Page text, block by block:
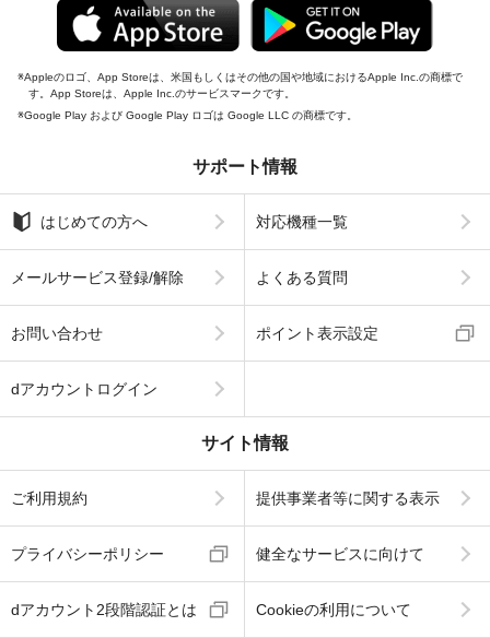
Appleのロゴ、App Storeは、米国もしくはその他の国や地域におけるApple Inc.の商標で
す。App Storeは、Apple Inc.のサービスマークです。
Google Play および Google Play ロゴは Google LLC の商標です。
サポート情報
はじめての方へ 対応機種一覧
メールサービス登録/解除 よくある質問
お問い合わせ ポイント表示設定
dアカウントログイン
サイト情報
ご利用規約 提供事業者等に関する表示
プライバシーポリシー 健全なサービスに向けて
dアカウント2段階認証とは Cookieの利用について